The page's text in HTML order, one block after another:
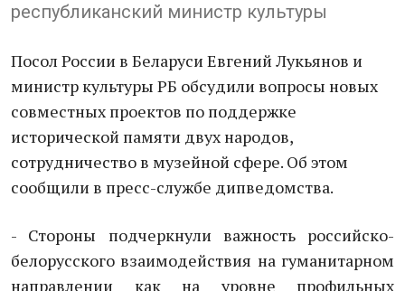
республиканский министр культуры
Посол России в Беларуси Евгений Лукьянов и
министр культуры РБ обсудили вопросы новых
совместных проектов по поддержке
исторической памяти двух народов,
сотрудничество в музейной сфере. Об этом
сообщили в пресс-службе дипведомства.
- Стороны подчеркнули важность российско-
белорусского взаимодействия на гуманитарном
направлении как на уровне профильных